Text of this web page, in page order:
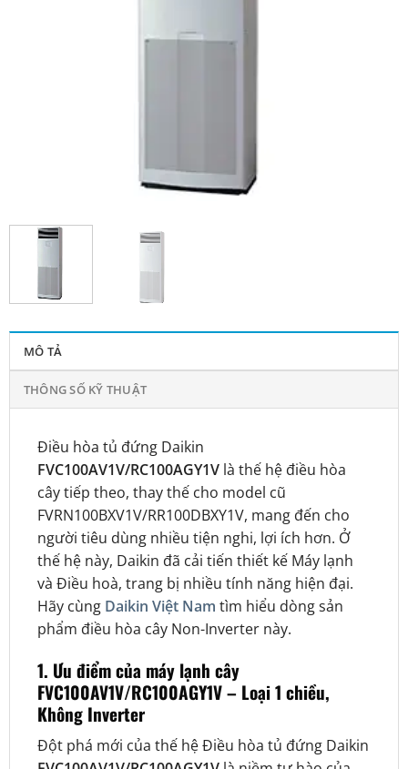
MÔ TẢ
THÔNG SỐ KỸ THUẬT
Điều hòa tủ đứng Daikin
FVC100AV1V/RC100AGY1Vlà thế hệ điều hòa
cây tiếp theo, thay thế cho model cũ
FVRN100BXV1V/RR100DBXY1V, mang đến cho
người tiêu dùng nhiều tiện nghi, lợi ích hơn. Ở
thế hệ này, Daikin đã cải tiến thiết kế Máy lạnh
và Điều hoà, trang bị nhiều tính năng hiện đại.
Hãy cùng Daikin Việt Nam tìm hiểu dòng sản
phẩm điều hòa cây Non-Inverter này.
1. Ưu điểm của máy lạnh cây
FVC100AV1V/RC100AGY1V – Loại 1 chiều,
Không Inverter
Đột phá mới của thế hệ Điều hòa tủ đứng Daikin